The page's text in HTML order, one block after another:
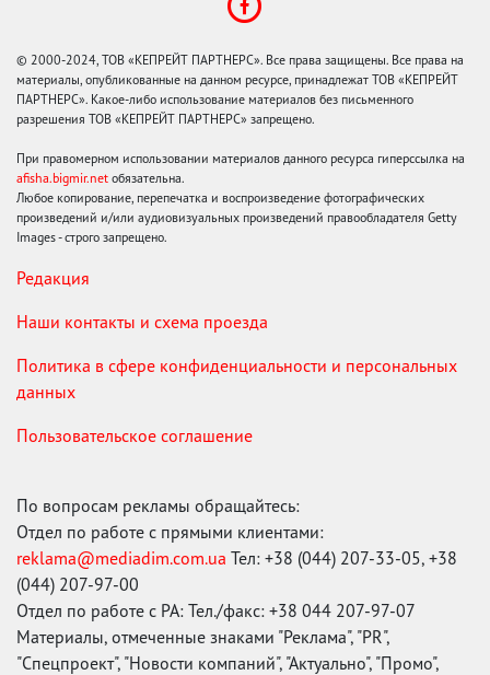
© 2000-2024, ТОВ «КЕПРЕЙТ ПАРТНЕРС». Все права защищены. Все права на
материалы, опубликованные на данном ресурсе, принадлежат ТОВ «КЕПРЕЙТ
ПАРТНЕРС». Какое-либо использование материалов без письменного
разрешения ТОВ «КЕПРЕЙТ ПАРТНЕРС» запрещено.
При правомерном использовании материалов данного ресурса гиперссылка на
afisha.bigmir.net обязательна.
Любое копирование, перепечатка и воспроизведение фотографических
произведений и/или аудиовизуальных произведений правообладателя Getty
Images - строго запрещено.
Редакция
Наши контакты и схема проезда
Политика в сфере конфиденциальности и персональных
данных
Пользовательское соглашение
По вопросам рекламы обращайтесь:
Отдел по работе с прямыми клиентами:
reklama@mediadim.com.ua Тел: +38 (044) 207-33-05, +38
(044) 207-97-00
Отдел по работе с РА: Тел./факс: +38 044 207-97-07
Материалы, отмеченные знаками "Реклама", "PR",
"Спецпроект", "Новости компаний", "Актуально", "Промо",